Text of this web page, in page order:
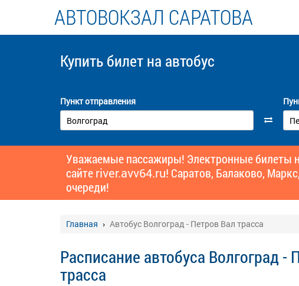
АВТОВОКЗАЛ САРАТОВА
Купить билет на автобус
Пункт отправления
Уважаемые пассажиры! Электронные билеты
сайтеriver.avv64.ru! Саратов, Балаково,
очереди!
Главная Автобус Волгоград - Петров Вал трасса
Расписание автобуса Волгоград -
трасса